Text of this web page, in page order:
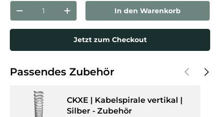
Anzahl
Menge verringernMenge erhöhenIn den Warenkorb
Jetzt zum Checkout
Passendes Zubehör Vorherige
CKXE | Kabelspirale vertikal |
Silber - Zubehör